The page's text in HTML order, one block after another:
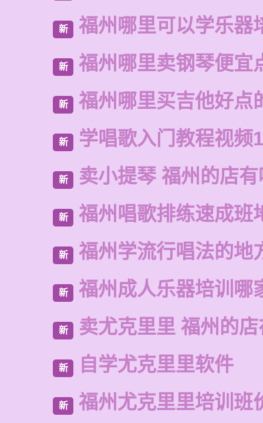
新 福州哪里可以学乐器
新 福州哪里卖钢琴便宜
新 福州哪里买吉他好点
新 学唱歌入门教程视频
新 卖小提琴 福州的店
新 福州唱歌排练速成班
新 福州学流行唱法的地
新 福州成人乐器培训哪
新 卖尤克里里 福州的
新 自学尤克里里软件
新 福州尤克里里培训班